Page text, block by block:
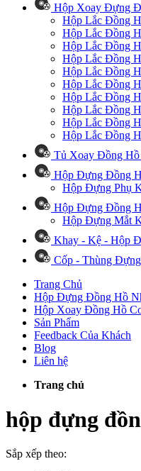
Hộp Xoay Đựng
Hộp Lắc Đồng
Hộp Lắc Đồng
Hộp Lắc Đồng
Hộp Lắc Đồng
Hộp Lắc Đồng
Hộp Lắc Đồng
Hộp Lắc Đồng
Hộp Lắc Đồng
Hộp Lắc Đồng
Hộp Lắc Đồng
Tủ Xoay Đồng
Hộp Đựng Đồng
Hộp Đựng Phụ
Hộp Đựng Đồng
Hộp Đựng Mắt
Khay - Kệ - Hộp
Cốp - Thùng
Trang Chủ
Hộp Đựng Đồng Hồ
Hộp Xoay Đồng Hồ
Sản Phẩm
Feedback Của Khách
Blog
Liên hệ
Trang chủ
hộp đựng
Sắp xếp theo: